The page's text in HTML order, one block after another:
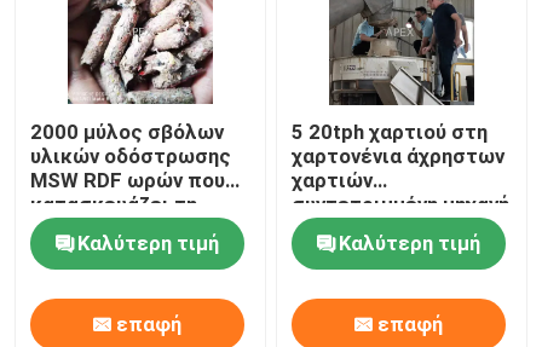
2000 μύλος σβόλων
υλικών οδόστρωσης
MSW RDF ωρών που
κατασκευάζει τη
μηχανή 7.5kw
Καλύτερη τιμή
επαφή
5 20tph χαρτιού στη
χαρτονένια άχρηστων
χαρτιών
συντετριμμένη μηχανή
καταστροφέων
εγγράφων μηχανών
βιοδιασπάσιμη
Καλύτερη τιμή
επαφή